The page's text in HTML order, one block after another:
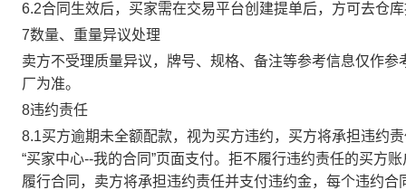
6.2合同生效后，买家需在交易平台创建提单后，方可去仓
7数量、重量异议处理
卖方不受理质量异议，牌号、规格、备注等参考信息仅作
厂为准。
8违约责任
8.1买方逾期未全额配款，视为买方违约，买方将承担违约
“买家中心--我的合同”页面支付。拒不履行违约责任的买方
履行合同，卖方将承担违约责任并支付违约金，每个违约